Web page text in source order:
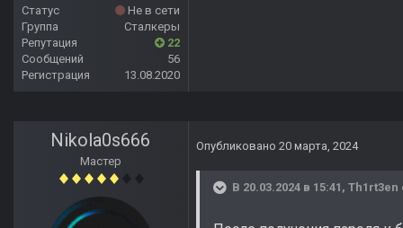
Статус
Не в сети
Группа
Сталкеры
Репутация
22
Сообщений
56
Регистрация
13.08.2020
Nikola0s666
Мастер
Опубликовано 20 марта, 2024
В 20.03.2024 в 15:41, Th1rt3en